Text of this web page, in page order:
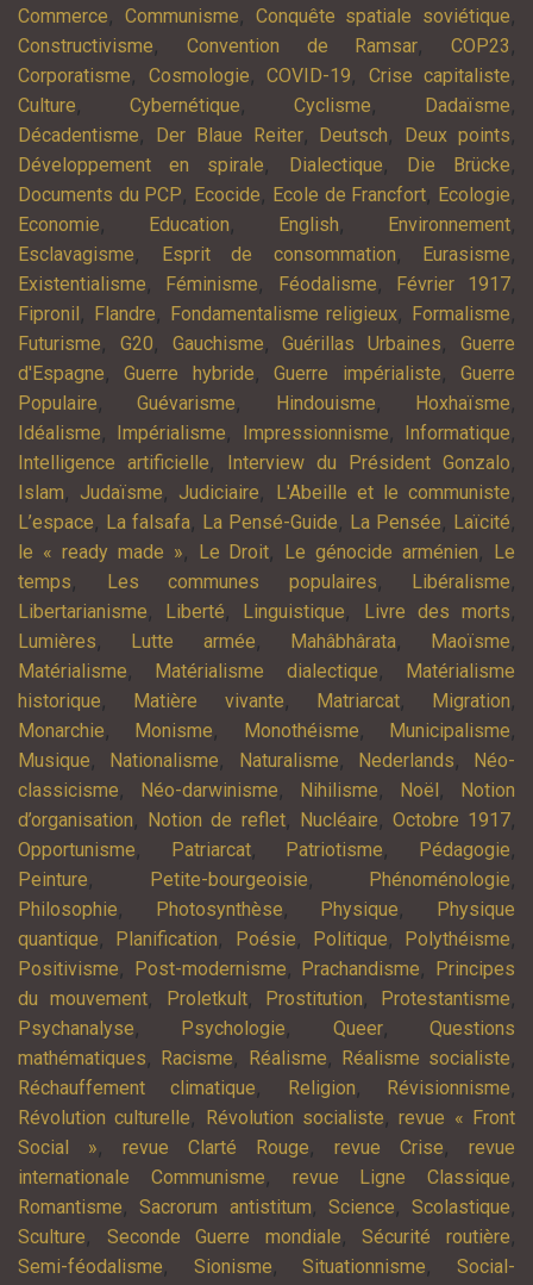
Commerce, Communisme, Conquête spatiale soviétique,
Constructivisme, Convention de Ramsar, COP23 ,
Corporatisme, Cosmologie, COVID-19, Crise capitaliste,
Culture, Cybernétique, Cyclisme, Dadaïsme,
Décadentisme, Der Blaue Reiter, Deutsch, Deux points,
Développement en spirale, Dialectique, Die Brücke,
Documents du PCP, Ecocide, Ecole de Francfort, Ecologie,
Economie, Education, English, Environnement,
Esclavagisme, Esprit de consommation, Eurasisme,
Existentialisme, Féminisme, Féodalisme, Février 1917,
Fipronil , Flandre, Fondamentalisme religieux, Formalisme,
Futurisme, G20, Gauchisme,Guérillas Urbaines,Guerre
d'Espagne,Guerre hybride,Guerre impérialiste,Guerre
Populaire,Guévarisme, Hindouisme, Hoxhaïsme,
Idéalisme, Impérialisme, Impressionnisme, Informatique,
Intelligence artificielle, Interview du Président Gonzalo,
Islam, Judaïsme, Judiciaire, L'Abeille et le communiste,
L’espace, La falsafa, La Pensé-Guide, La Pensée, Laïcité,
le « ready made », Le Droit, Le génocide arménien,
Le
temps, Les communes populaires, Libéralisme,
Libertarianisme, Liberté, Linguistique, Livre des morts,
Lumières, Lutte armée, Mahâbhârata, Maoïsme,
Matérialisme, Matérialisme dialectique,
Matérialisme
historique, Matière vivante, Matriarcat, Migration,
Monarchie, Monisme, Monothéisme, Municipalisme,
Musique, Nationalisme, Naturalisme, Nederlands,
Néo-
classicisme, Néo-darwinisme, Nihilisme, Noël ,
Notion
d’organisation, Notion de reflet, Nucléaire, Octobre 1917,
Opportunisme, Patriarcat, Patriotisme, Pédagogie,
Peinture, Petite-bourgeoisie, Phénoménologie,
Philosophie, Photosynthèse, Physique,
Physique
quantique, Planification, Poésie, Politique, Polythéisme,
Positivisme, Post-modernisme, Prachandisme,
Principes
du mouvement, Proletkult, Prostitution, Protestantisme,
Psychanalyse, Psychologie, Queer,Questions
mathématiques, Racisme, Réalisme, Réalisme socialiste,
Réchauffement climatique, Religion, Révisionnisme,
Révolution culturelle, Révolution socialiste,revue « Front
Social », revue Clarté Rouge, revue Crise, revue
internationale Communisme, revue Ligne Classique,
Romantisme,Sacrorum antistitum, Science, Scolastique,
Sculture, Seconde Guerre mondiale,Sécurité routière,
Semi-féodalisme, Sionisme,Situationnisme,Social-